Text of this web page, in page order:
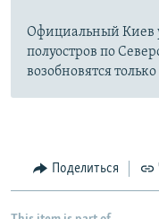
Официальный Киев
полуостров по
возобновятся
Поделиться